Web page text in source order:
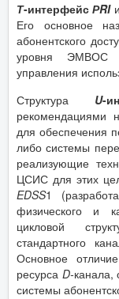
Т-интерфейс РRI
Его основное
абонентского
уровня ЭМВОС
управления
Структура U-
рекомендациями
для обеспечения
либо системы
реализующие
ЦСИС для этих
EDSS1
физического и
цикловой
стандартного
Основное
ресурса D-
системы